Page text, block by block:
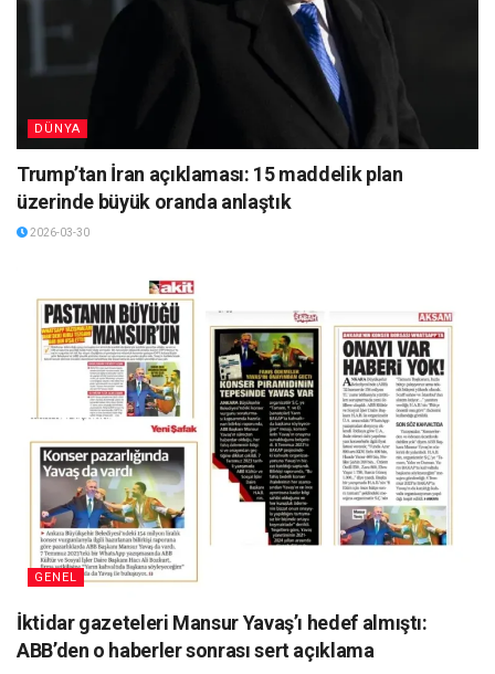
DÜNYA
Trump’tan İran açıklaması: 15 maddelik plan
üzerinde büyük oranda anlaştık
2026-03-30
GENEL
İktidar gazeteleri Mansur Yavaş’ı hedef almıştı:
ABB’den o haberler sonrası sert açıklama